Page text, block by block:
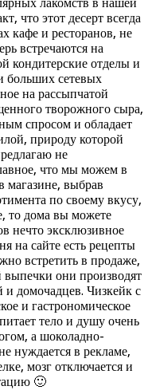
что этот десерт всегда
кафе и ресторанов, не
встречаются на
кондитерские отделы и
больших сетевых
на рассыпчатой
творожного сыра,
спросом и обладает
природу которой
не
что мы можем в
магазине, выбрав
по своему вкусу,
то дома вы можете
нечто эксклюзивное
на сайте есть рецепты
встретить в продаже,
выпечки они производят
и домочадцев. Чизкейк с
и гастрономическое
тело и душу очень
а шоколадно-
нуждается в рекламе,
мозг отключается и
🙂